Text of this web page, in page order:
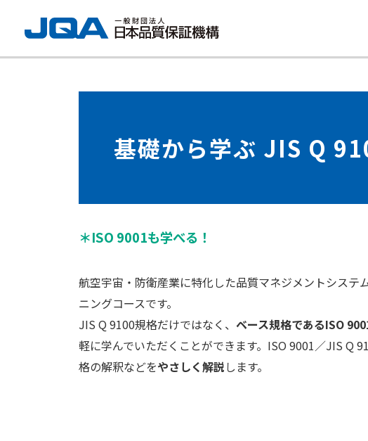
基礎から学ぶ JIS Q
＊ISO 9001も学べる！
航空宇宙・防衛産業に特化した品質マネジメントシス
ニングコースです。
JIS Q 9100規格だけではなく、 ベース規格であるISO
軽に学んでいただくことができます。ISO 9001／JIS Q
格の解釈などをやさしく解説します。